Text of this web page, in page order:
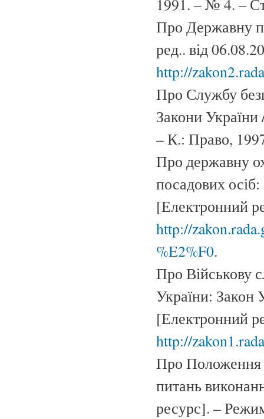
1991. – № 4. –
Про Державну
ред.. від
http://
Про Службу
Закони України
– К.: Право,
Про державну
посадових
[Електронний
http://
%E2%F0.
Про Військову
України: Закон
[Електронний
http://
Про Положення
питань
ресурс]. –